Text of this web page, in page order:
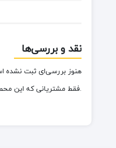
نقد و بررسی‌ها
هنوز بررسی‌ای ثبت نشده
.فقط مشتریانی که این